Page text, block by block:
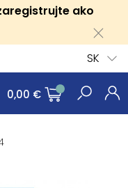
ako
SK
0,00 €